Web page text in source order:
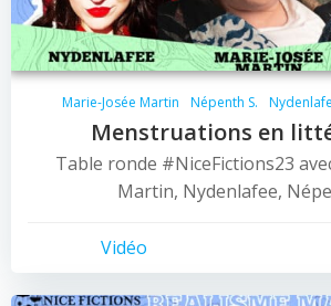
Marie-Josée Martin Népenth S.
Menstruations en
Table ronde #NiceFictions23
Martin, Nydenlafee,
Vidéo